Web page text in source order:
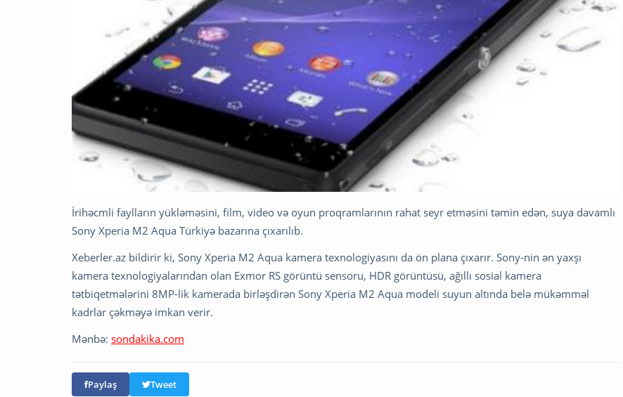
İrihəcmli faylların yükləməsini, film, video və oyun proqramlarının rahat seyr etməsini təmin edən, suya davamlı
Sony Xperia M2 Aqua Türkiyə bazarına çıxarılıb.
Xeberler.az bildirir ki, Sony Xperia M2 Aqua kamera texnologiyasını da ön plana çıxarır. Sony-nin ən yaxşı
kamera texnologiyalarından olan Exmor RS görüntü sensoru, HDR görüntüsü, ağıllı sosial kamera
tətbiqetmələrini 8MP-lik kamerada birləşdirən Sony Xperia M2 Aqua modeli suyun altında belə mükəmməl
kadrlar çəkməyə imkan verir.
Mənbə: sondakika.com
Paylaş Tweet